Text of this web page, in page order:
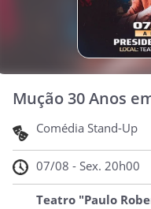
Mução 30 Anos
Comédia Stand-Up
07/08 - Sex. 20h00
Teatro "Paulo